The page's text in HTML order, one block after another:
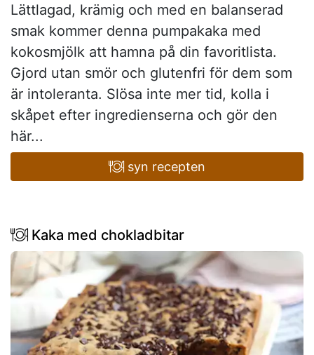
Lättlagad, krämig och med en balanserad
smak kommer denna pumpakaka med
kokosmjölk att hamna på din favoritlista.
Gjord utan smör och glutenfri för dem som
är intoleranta. Slösa inte mer tid, kolla i
skåpet efter ingredienserna och gör den
här...
syn recepten
Kaka med chokladbitar